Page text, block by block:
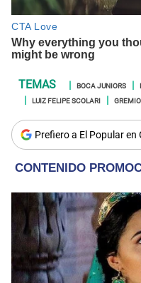
BOCA JUNIORS
LUIZ FELIPE SCOLARI
Prefiero a El Popular en